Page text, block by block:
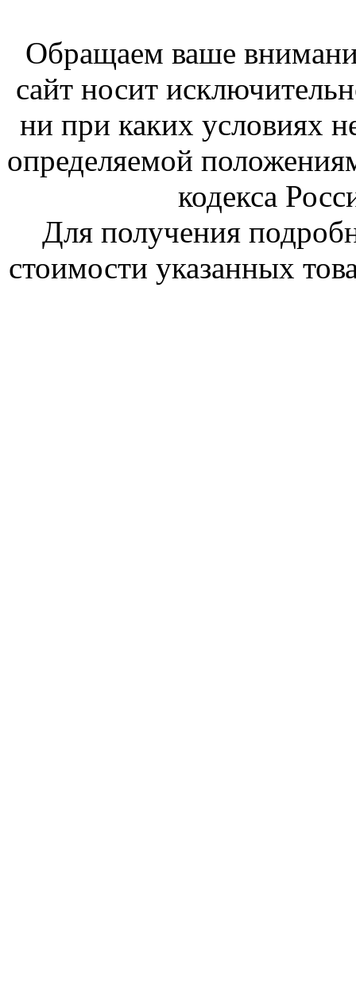
Обращаем ваше
сайт носит
ни при каких условиях
определяемой
кодекса
Для получения
стоимости указанных